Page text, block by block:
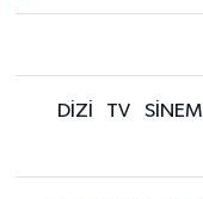
DİZİ TV